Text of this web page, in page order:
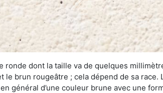
ronde dont la taille va de quelques
brun rougeâtre ; cela dépend de sa
général d’une couleur brune avec une